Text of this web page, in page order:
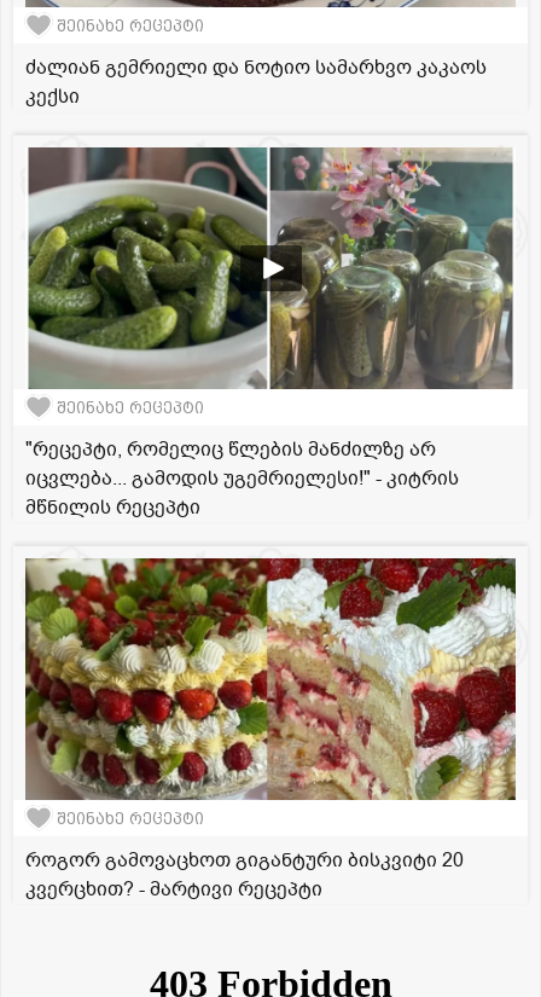
შეინახე რეცეპტი
ძალიან გემრიელი და ნოტიო სამარხვო კაკაოს
კექსი
შეინახე რეცეპტი
"რეცეპტი, რომელიც წლების მანძილზე არ
იცვლება... გამოდის უგემრიელესი!" - კიტრის
მწნილის რეცეპტი
შეინახე რეცეპტი
როგორ გამოვაცხოთ გიგანტური ბისკვიტი 20
კვერცხით? - მარტივი რეცეპტი